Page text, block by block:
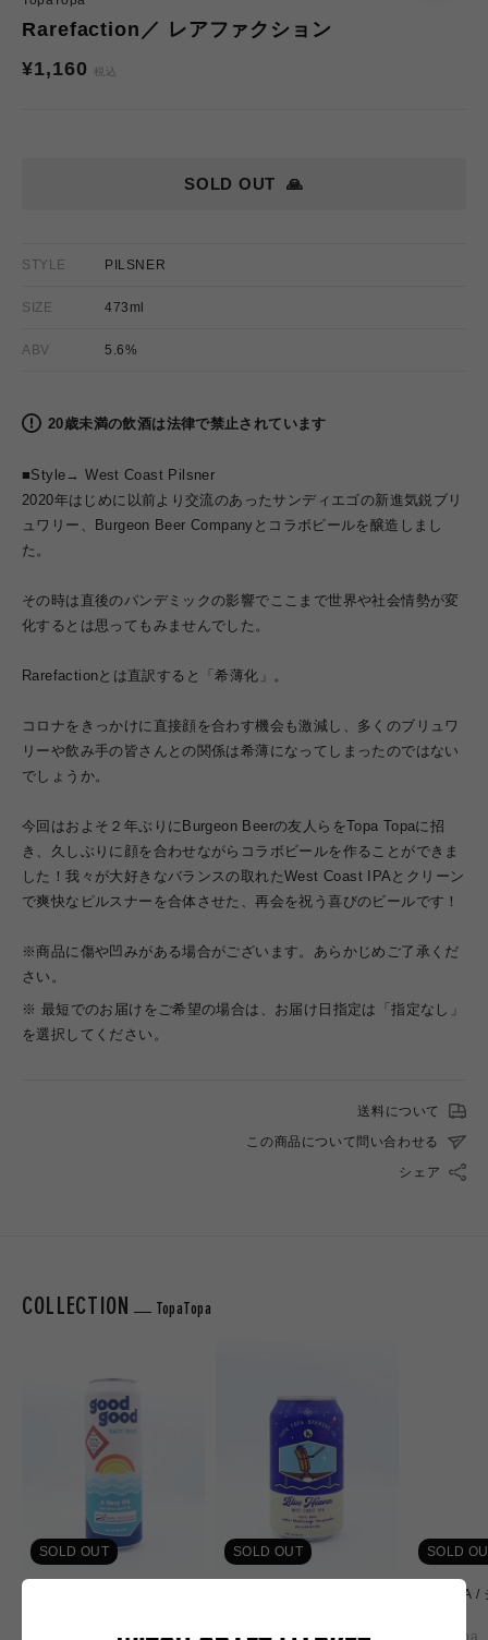
Rarefaction／ レアファクション
通
¥1,160 税込
🙏
SOLD OUT
STYLE PILSNER
SIZE 473ml
ABV 5.6%
20歳未満の飲酒は法律で禁止されています
■Style→ West Coast Pilsner
2020年はじめに以前より交流のあったサンディエゴの新進気鋭ブリ
ュワリー、Burgeon Beer Companyとコラボビールを醸造しまし
た。
その時は直後のパンデミックの影響でここまで世界や社会情勢が変
化するとは思ってもみませんでした。
Rarefactionとは直訳すると「希薄化」。
コロナをきっかけに直接顔を合わす機会も激減し、多くのブリュワ
リーや飲み手の皆さんとの関係は希薄になってしまったのではない
でしょうか。
今回はおよそ２年ぶりにBurgeon Beerの友人らをTopa Topaに招
き、久しぶりに顔を合わせながらコラボビールを作ることができま
した！我々が大好きなバランスの取れたWest Coast IPAとクリーン
で爽快なピルスナーを合体させた、再会を祝う喜びのビールです！
※商品に傷や凹みがある場合がございます。あらかじめご了承くだ
さい。
※ 最短でのお届けをご希望の場合は、お届け日指定は「指定なし」
を選択してください。
送料について
この商品について問い合わせる
シェア
COLLECTION TopaTopa
SOLD OUT SOLD OUT SOLD
JBC XPA /
TopaTopa